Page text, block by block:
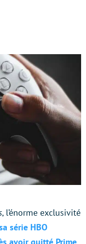
, l’énorme exclusivité
série HBO
avoir quitté Prime